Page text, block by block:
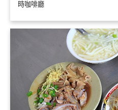
時咖啡廳